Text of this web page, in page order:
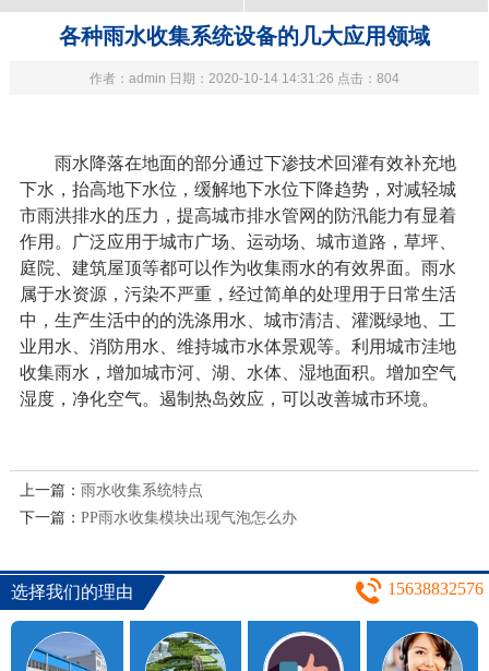
各种雨水收集系统设备的几大应用领域
作者：admin 日期：2020-10-14 14:31:26 点击：804
雨水降落在地面的部分通过下渗技术回灌有效补充地
下水，抬高地下水位，缓解地下水位下降趋势，对减轻城
市雨洪排水的压力，提高城市排水管网的防汛能力有显着
作用。广泛应用于城市广场、运动场、城市道路，草坪、
庭院、建筑屋顶等都可以作为收集雨水的有效界面。雨水
属于水资源，污染不严重，经过简单的处理用于日常生活
中，生产生活中的的洗涤用水、城市清洁、灌溉绿地、工
业用水、消防用水、维持城市水体景观等。利用城市洼地
收集雨水，增加城市河、湖、水体、湿地面积。增加空气
湿度，净化空气。遏制热岛效应，可以改善城市环境。
上一篇： 雨水收集系统特点
下一篇： PP雨水收集模块出现气泡怎么办
选择我们的理由 15638832576